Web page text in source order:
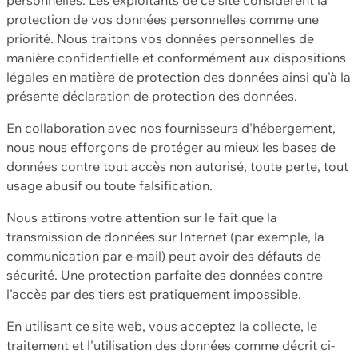
protection de vos données personnelles comme une
priorité. Nous traitons vos données personnelles de
manière confidentielle et conformément aux dispositions
légales en matière de protection des données ainsi qu'à la
présente déclaration de protection des données.
En collaboration avec nos fournisseurs d'hébergement,
nous nous efforçons de protéger au mieux les bases de
données contre tout accès non autorisé, toute perte, tout
usage abusif ou toute falsification.
Nous attirons votre attention sur le fait que la
transmission de données sur Internet (par exemple, la
communication par e-mail) peut avoir des défauts de
sécurité. Une protection parfaite des données contre
l'accès par des tiers est pratiquement impossible.
En utilisant ce site web, vous acceptez la collecte, le
traitement et l'utilisation des données comme décrit ci-